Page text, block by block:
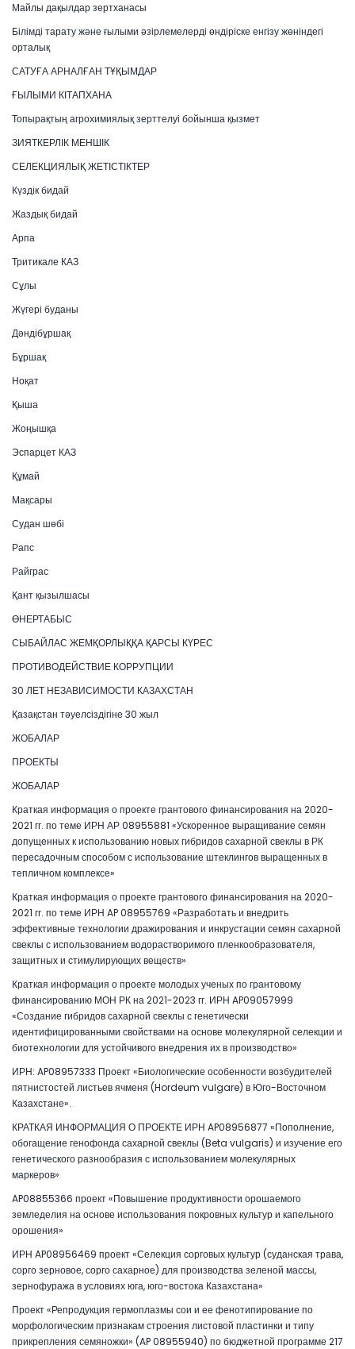
Майлы дақылдар зертханасы
Білімді тарату және ғылыми әзірлемелерді өндіріске енгізу жөніндегі
орталық
САТУҒА АРНАЛҒАН ТҰҚЫМДАР
ҒЫЛЫМИ КІТАПХАНА
Топырақтың агрохимиялық зерттелуі бойынша қызмет
ЗИЯТКЕРЛІК МЕНШІК
СЕЛЕКЦИЯЛЫҚ ЖЕТІСТІКТЕР
Күздік бидай
Жаздық бидай
Арпа
Тритикале КАЗ
Сұлы
Жүгері буданы
Дәндібұршақ
Бұршақ
Ноқат
Қыша
Жоңышқа
Эспарцет КАЗ
Құмай
Мақсары
Судан шөбі
Рапс
Райграс
Қант қызылшасы
ӨНЕРТАБЫС
СЫБАЙЛАС ЖЕМҚОРЛЫҚҚА ҚАРСЫ КҮРЕС
ПРОТИВОДЕЙСТВИЕ КОРРУПЦИИ
30 ЛЕТ НЕЗАВИСИМОСТИ КАЗАХСТАН
Қазақстан тәуелсіздігіне 30 жыл
ЖОБАЛАР
ПРОЕКТЫ
ЖОБАЛАР
Краткая информация о проекте грантового финансирования на 2020-
2021 гг. по теме ИРН АР 08955881 «Ускоренное выращивание семян
допущенных к использованию новых гибридов сахарной свеклы в РК
пересадочным способом с использование штеклингов выращенных в
тепличном комплексе»
Краткая информация о проекте грантового финансирования на 2020-
2021 гг. по теме ИРН AP 08955769 «Разработать и внедрить
эффективные технологии дражирования и инкрустации семян сахарной
свеклы с использованием водорастворимого пленкообразователя,
защитных и стимулирующих веществ»
Краткая информация о проекте молодых ученых по грантовому
финансированию МОН РК на 2021-2023 гг. ИРН AP09057999
«Создание гибридов сахарной свеклы с генетически
идентифицированными свойствами на основе молекулярной селекции и
биотехнологии для устойчивого внедрения их в производство»
ИРН: AP08957333 Проект «Биологические особенности возбудителей
пятнистостей листьев ячменя (Hordeum vulgare) в Юго-Восточном
Казахстане».
КРАТКАЯ ИНФОРМАЦИЯ О ПРОЕКТЕ ИРН AP08956877 «Пополнение,
обогащение генофонда сахарной свеклы (Beta vulgaris) и изучение его
генетического разнообразия с использованием молекулярных
маркеров»
AP08855366 проект «Повышение продуктивности орошаемого
земледелия на основе использования покровных культур и капельного
орошения»
ИРН AP08956469 проект «Селекция сорговых культур (суданская трава,
сорго зерновое, сорго сахарное) для производства зеленой массы,
зернофуража в условиях юга, юго-востока Казахстана»
Проект «Репродукция гермоплазмы сои и ее фенотипирование по
морфологическим признакам строения листовой пластинки и типу
прикрепления семяножки» (AP 08955940) по бюджетной программе 217